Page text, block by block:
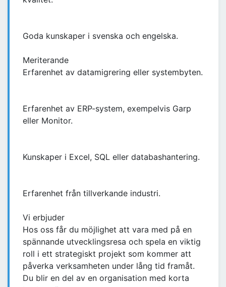
Goda kunskaper i svenska och engelska.
Meriterande
Erfarenhet av datamigrering eller systembyten.
Erfarenhet av ERP-system, exempelvis Garp
eller Monitor.
Kunskaper i Excel, SQL eller databashantering.
Erfarenhet från tillverkande industri.
Vi erbjuder
Hos oss får du möjlighet att vara med på en
spännande utvecklingsresa och spela en viktig
roll i ett strategiskt projekt som kommer att
påverka verksamheten under lång tid framåt.
Du blir en del av en organisation med korta